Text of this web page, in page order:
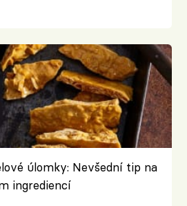
úlomky: Nevšední tip na
ingrediencí